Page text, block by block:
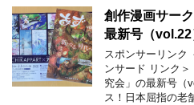
創作漫画サー
最新号（
スポンサーリンク
ンサード リンク
究会」の最新号（
ス！日本屈指の老